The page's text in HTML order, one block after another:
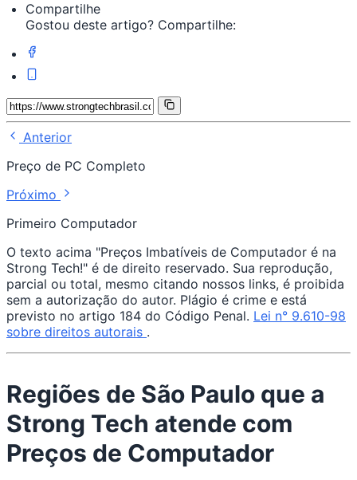
Compartilhe
Gostou deste artigo? Compartilhe:
Anterior
Preço de PC Completo
Próximo
Primeiro Computador
O texto acima "Preços Imbatíveis de Computador é na
Strong Tech!" é de direito reservado. Sua reprodução,
parcial ou total, mesmo citando nossos links, é proibida
sem a autorização do autor. Plágio é crime e está
previsto no artigo 184 do Código Penal. Lei n° 9.610-98
sobre direitos autorais .
Regiões de São Paulo que a
Strong Tech atende com
Preços de Computador